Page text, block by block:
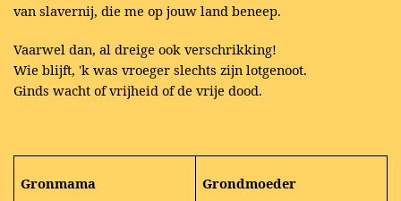
van slavernij, die me op jouw land beneep.
Vaarwel dan, al dreige ook verschrikking!
Wie blijft, 'k was vroeger slechts zijn lotgenoot.
Ginds wacht of vrijheid of de vrije dood.
Gronmama
Grondmoeder